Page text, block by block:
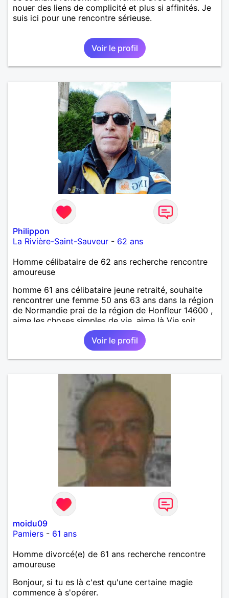
nouer des liens de complicité et plus si affinités. Je
suis ici pour une rencontre sérieuse.
Voir le profil
Philippon
La Rivière-Saint-Sauveur - 62 ans
Homme célibataire de 62 ans recherche rencontre
amoureuse
homme 61 ans célibataire jeune retraité, souhaite
rencontrer une femme 50 ans 63 ans dans la région
de Normandie prai de la région de Honfleur 14600 ,
aime les choses simples de vie, aime là Vie soit
autonome profitez de la vie à deux, souhaite s'il
aime les sorties An camping car, souhaite s'il aime
les sports automobile moto, je souhaite une relation
amoureuse sans prise de tête , continuez la vie à
Voir le profil
moidu09
Pamiers - 61 ans
Homme divorcé(e) de 61 ans recherche rencontre
amoureuse
Bonjour, si tu es là c'est qu'une certaine magie
commence à s'opérer.